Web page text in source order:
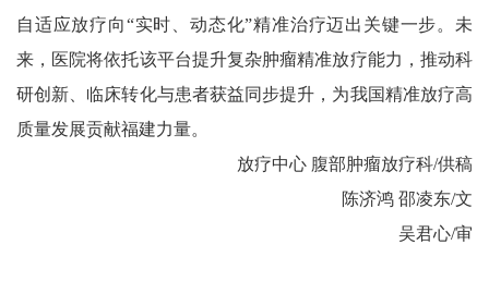
自适应放疗向“实时、动态化”精准治疗迈出关键一步。未
来，医院将依托该平台提升复杂肿瘤精准放疗能力，推动科
研创新、临床转化与患者获益同步提升，为我国精准放疗高
质量发展贡献福建力量。
放疗中心 腹部肿瘤放疗科/供稿
陈济鸿 邵凌东/文
吴君心/审